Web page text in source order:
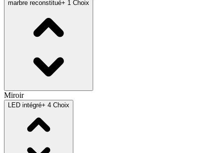
marbre reconstitué+ 1 Choix
Miroir
LED intégré+ 4 Choix